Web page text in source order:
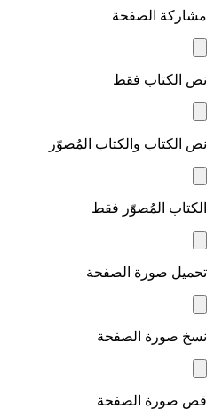
مشاركة الصفحة
نص الكتاب فقط
نص الكتاب والكتاب المُصوّر
الكتاب المُصوّر فقط
تحميل صورة الصفحة
نسخ صورة الصفحة
قص صورة الصفحة